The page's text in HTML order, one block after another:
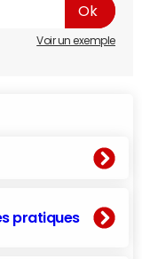
Voir un exemple
pratiques